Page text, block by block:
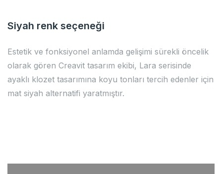
Siyah renk seçeneği
Estetik ve fonksiyonel anlamda gelişimi sürekli öncelik
olarak gören Creavit tasarım ekibi, Lara serisinde
ayaklı klozet tasarımına koyu tonları tercih edenler için
mat siyah alternatifi yaratmıştır.